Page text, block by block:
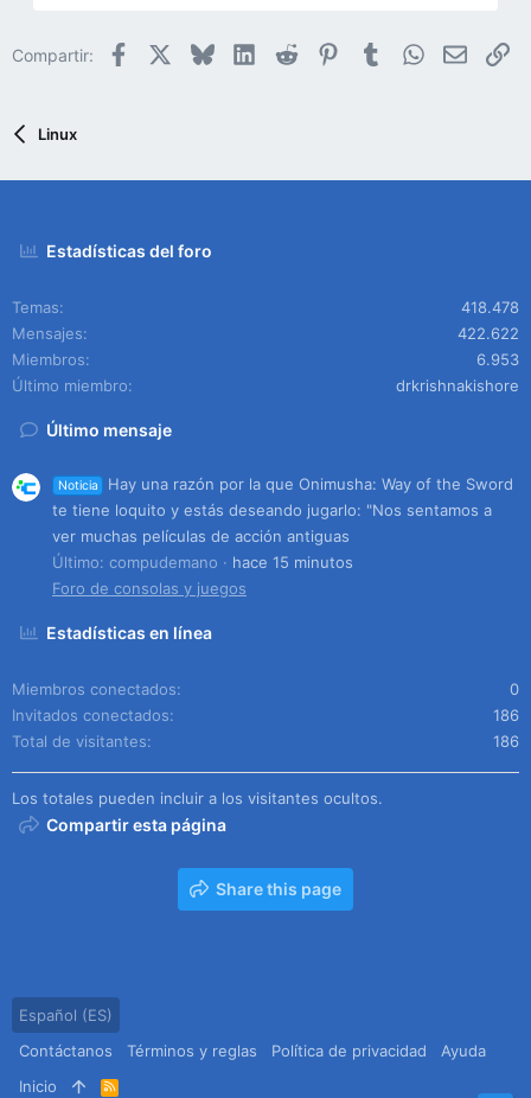
Compartir: Facebook BlueskyLinkedIn
Reddit PinterestTumblrWhatsApp
Email
Linux
Estadísticas del foro
Temas
418.478
Mensajes
422.622
Miembros
6.953
Último miembro
drkrishnakishore
Último mensaje
Noticia
Hay una razón por la que Onimusha: Way of the Sword
te tiene loquito y estás deseando jugarlo: "Nos sentamos a
ver muchas películas de acción antiguas
Último: compudemano
hace 15 minutos
Foro de consolas y juegos
Estadísticas en línea
Miembros conectados
0
Invitados conectados
186
Total de visitantes
186
Los totales pueden incluir a los visitantes ocultos.
Compartir esta página
Share this page
Español (ES)
Contáctanos
Términos y reglas Política de privacidad
Ayuda
Inicio
R